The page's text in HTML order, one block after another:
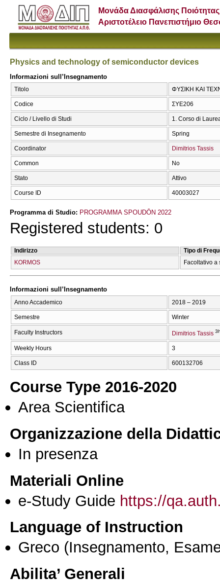
Μονάδα Διασφάλισης Ποιότητας
Αριστοτέλειο Πανεπιστήμιο
Physics and technology of semiconductor devices
Informazioni sull’Insegnamento
Titolo ΦΥΣΙΚΗ ΚΑΙ
Codice ΣΥΕ206
Ciclo / Livello di Studi 1. Corso di
Semestre di Insegnamento Spring
Coordinator Dimitrios Tassis
Common No
Stato Attivo
Course ID 40003027
Programma di Studio: PROGRAMMA SPOUDŌN 2022
Registered students: 0
Indirizzo
Tipo di
KORMOS
Facoltativo a
Informazioni sull’Insegnamento
Anno Accademico 2018 – 2019
Semestre Winter
Faculty Instructors Dimitrios Tassis
Weekly Hours 3
Class ID 600132706
Course Type 2016-2020
Area Scientifica
Organizzazione della
In presenza
Materiali Online
e-Study Guide https://
Language of Instruction
Greco (Insegnamento,
Abilita’ Generali